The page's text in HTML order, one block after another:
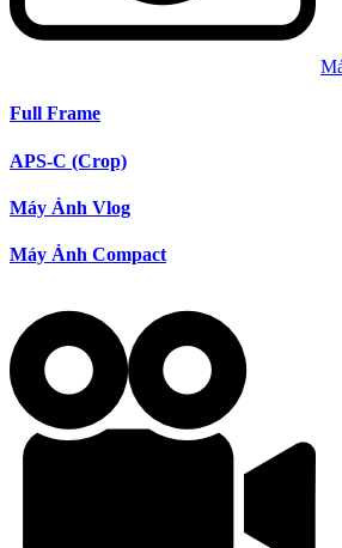
Full Frame
APS-C (Crop)
Máy Ảnh Vlog
Máy Ảnh Compact